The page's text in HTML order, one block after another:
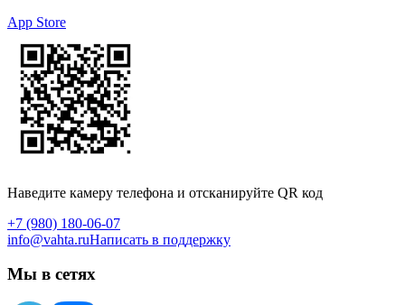
App Store
Наведите камеру телефона и отсканируйте QR код
+7 (980) 180-06-07
info@vahta.ruНаписать в поддержку
Мы в сетях